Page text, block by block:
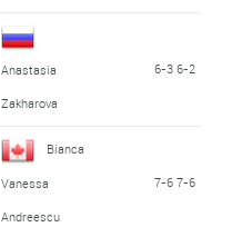
Anastasia
Zakharova
6-3 6-2
Bianca
Vanessa
Andreescu
7-6 7-6